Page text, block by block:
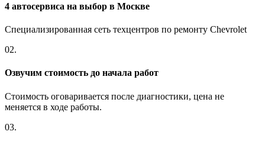
4 автосервиса на выбор в Москве
Специализированная сеть техцентров по ремонту Chevrolet
02.
Озвучим стоимость до начала работ
Стоимость оговаривается после диагностики, цена не
меняется в ходе работы.
03.